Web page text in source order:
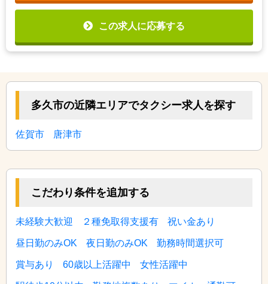
この求人に応募する
多久市の近隣エリアでタクシー求人を探す
佐賀市 唐津市
こだわり条件を追加する
未経験大歓迎 ２種免取得支援有 祝い金あり
昼日勤のみOK 夜日勤のみOK 勤務時間選択可
賞与あり 60歳以上活躍中 女性活躍中